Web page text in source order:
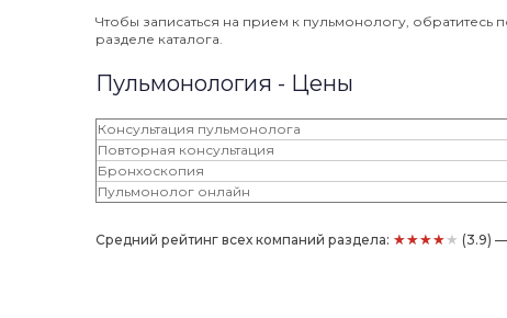
Чтобы записаться на прием к пульмонологу,
разделе каталога.
Пульмонология - Цены
Консультация пульмонолога
Повторная консультация
Бронхоскопия
Пульмонолог онлайн
Средний рейтинг всех компаний раздела: ★★★★★ (3.9)